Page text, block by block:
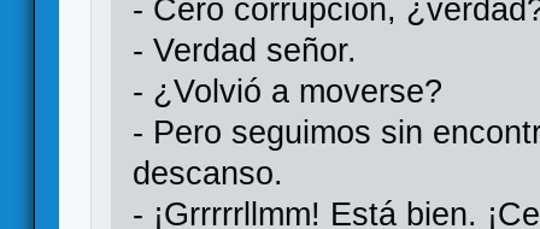
- Cero corrupción,
- Verdad señor.
- ¿Volvió a moverse?
- Pero seguimos sin
descanso.
- ¡Grrrrrllmm! Está bien.